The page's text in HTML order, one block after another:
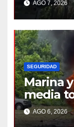
AGO 7, 2026
SEGURIDAD
Marina
media
de
AGO 6, 2026